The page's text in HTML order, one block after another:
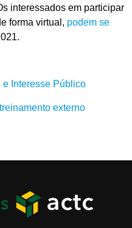
interessados em participar
forma virtual, podem se
Interesse Público
externo